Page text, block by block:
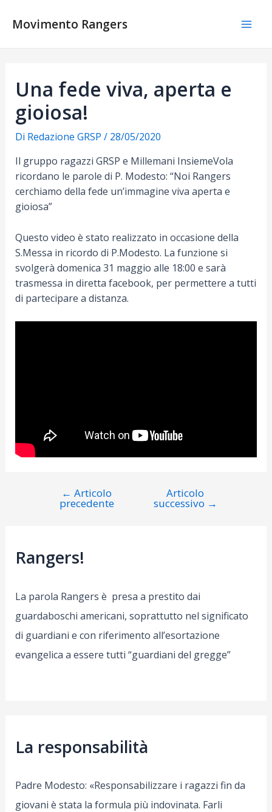
Movimento Rangers
Una fede viva, aperta e
gioiosa!
Di Redazione GRSP / 28/05/2020
Il gruppo ragazzi GRSP e Millemani InsiemeVola
ricordano le parole di P. Modesto: “Noi Rangers
cerchiamo della fede un’immagine viva aperta e
gioiosa”
Questo video è stato realizzato in occasione della
S.Messa in ricordo di P.Modesto. La funzione si
svolgerà domenica 31 maggio alle 18:00 e sarà
trasmessa in diretta facebook, per permettere a tutti
di partecipare a distanza.
Navigazione
articoli
← Articolo
precedente
Articolo
successivo →
Rangers!
La parola Rangers è presa a prestito dai
guardaboschi americani, soprattutto nel significato
di guardiani e con riferimento all’esortazione
evangelica a essere tutti “guardiani del gregge”
La responsabilità
Padre Modesto: «Responsabilizzare i ragazzi fin da
giovani è stata la formula più indovinata. Farli